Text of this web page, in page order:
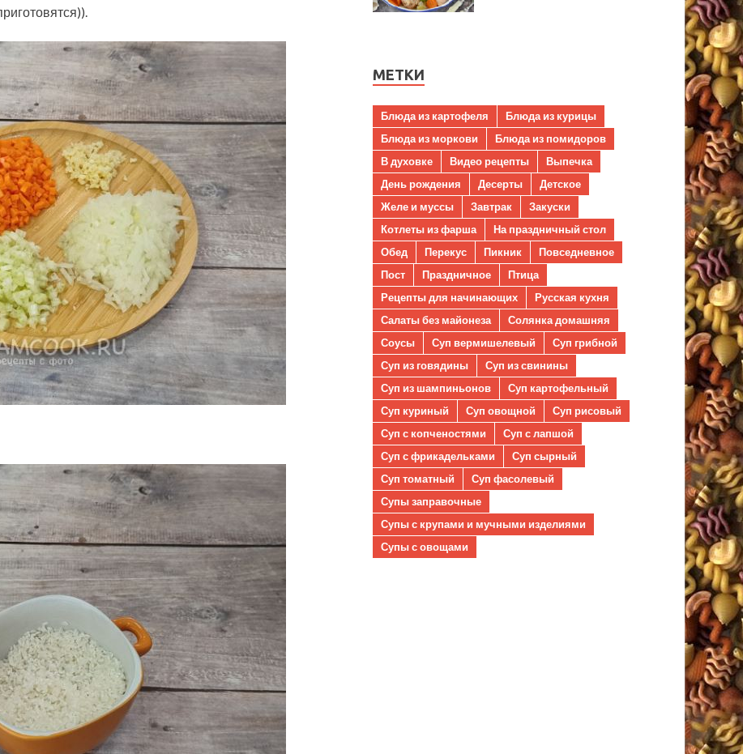
МЕТКИ
Блюда из картофеля
Блюда из курицы
Блюда из моркови
Блюда из помидоров
В духовке
Видео рецепты
Выпечка
День рождения
Десерты
Детское
Желе и муссы
Завтрак
Закуски
Котлеты из фарша
На праздничный стол
Обед
Перекус Пикник
Повседневное
Пост
Праздничное
Птица
Рецепты для начинающих
Русская кухня
Салаты без майонеза
Солянка домашняя
Соусы
Суп вермишелевый
Суп грибной
Суп из говядины
Суп из свинины
Суп из шампиньонов
Суп картофельный
Суп куриный
Суп овощной
Суп рисовый
Суп с копченостями
Суп с лапшой
Суп с фрикадельками
Суп сырный
Суп томатный
Суп фасолевый
Супы заправочные
Супы с крупами и мучными изделиями
Супы с овощами